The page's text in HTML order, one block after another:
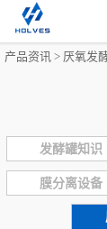
产品资讯 > 厌氧发
发酵罐知识
膜分离设备